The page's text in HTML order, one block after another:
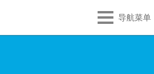
导航菜单